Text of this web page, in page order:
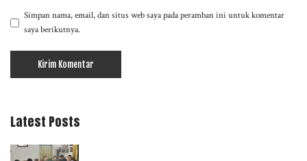
Simpan nama, email, dan situs web saya pada peramban ini untuk komentar
saya berikutnya.
Latest Posts